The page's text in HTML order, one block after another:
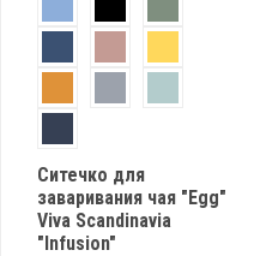
Cитечко для
заваривания чая "Egg"
Viva Scandinavia
"Infusion"